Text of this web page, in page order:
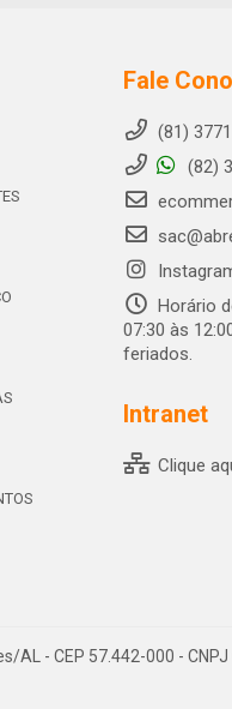
Fale
(81)
(82)
Horário
07:30 às
feriados.
Intranet
Clique
AL - CEP 57.442-000 -